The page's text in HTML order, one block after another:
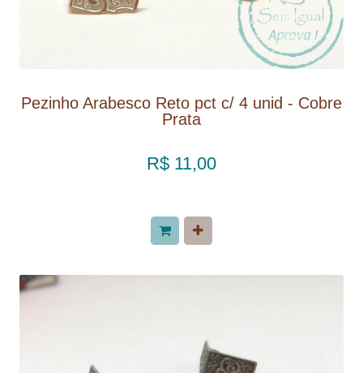
Pezinho Arabesco Reto pct c/ 4 unid - Cobre
Prata
R$ 11,00